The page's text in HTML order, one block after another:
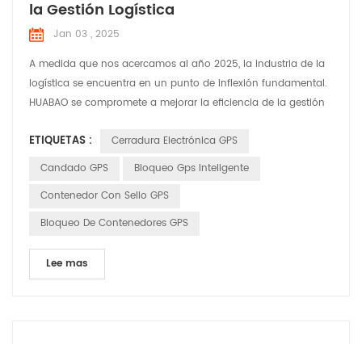
la Gestión Logística
Jan 03 , 2025
A medida que nos acercamos al año 2025, la industria de la
logística se encuentra en un punto de inflexión fundamental.
HUABAO se compromete a mejorar la eficiencia de la gestión
el Sello electrónico GPS. Creemos que con soluciones
inteligentes podemos mejorar significativamente la seguridad
ETIQUETAS :
Cerradura Electrónica GPS
Candado GPS
Bloqueo Gps Inteligente
Contenedor Con Sello GPS
Bloqueo De Contenedores GPS
Lee mas